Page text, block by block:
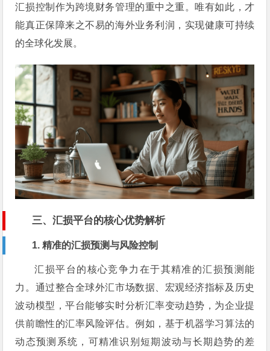
汇损控制作为跨境财务管理的重中之重。唯有如此，才
能真正保障来之不易的海外业务利润，实现健康可持续
的全球化发展。
三、汇损平台的核心优势解析
1. 精准的汇损预测与风险控制
汇损平台的核心竞争力在于其精准的汇损预测能
力。通过整合全球外汇市场数据、宏观经济指标及历史
波动模型，平台能够实时分析汇率变动趋势，为企业提
供前瞻性的汇率风险评估。例如，基于机器学习算法的
动态预测系统，可精准识别短期波动与长期趋势的差